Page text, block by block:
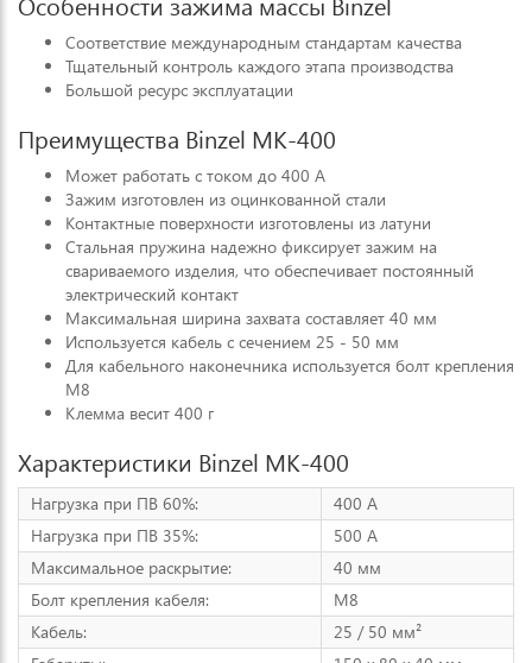
Соответствие международным стандартам качества
Тщательный контроль каждого этапа производства
Большой ресурс эксплуатации
Преимущества Binzel MK-400
Может работать с током до 400 А
Зажим изготовлен из оцинкованной стали
Контактные поверхности изготовлены из латуни
Стальная пружина надежно фиксирует зажим на
свариваемого изделия, что обеспечивает постоянный
электрический контакт
Максимальная ширина захвата составляет 40 мм
Используется кабель с сечением 25 - 50 мм
Для кабельного наконечника используется болт крепления
М8
Клемма весит 400 г
Характеристики Binzel MK-400
Нагрузка при ПВ 60%:
400 А
Нагрузка при ПВ 35%:
500 А
Максимальное раскрытие:
40 мм
Болт крепления кабеля:
M8
Кабель:
25 / 50 мм²